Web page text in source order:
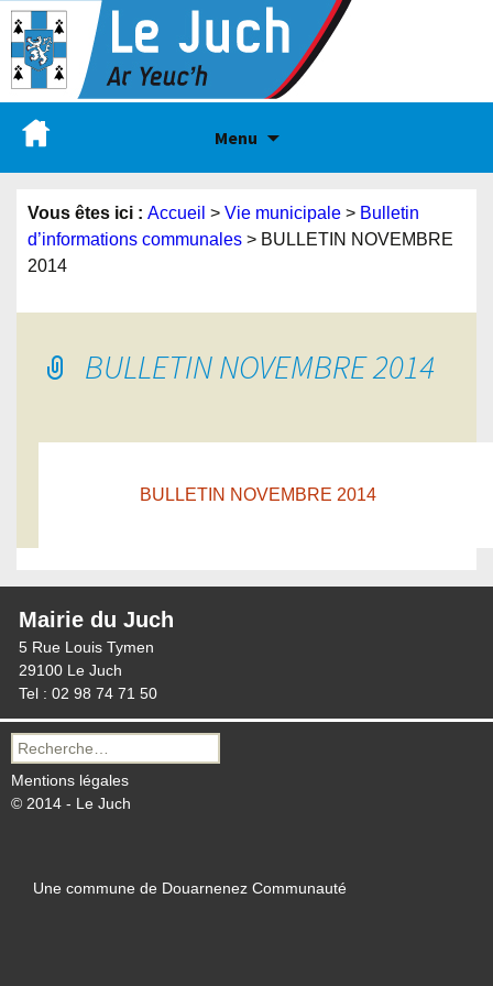
Menu
Vous êtes ici : Accueil > Vie municipale > Bulletin
d’informations communales > BULLETIN NOVEMBRE
2014
BULLETIN NOVEMBRE 2014
BULLETIN NOVEMBRE 2014
Mairie du Juch
5 Rue Louis Tymen
29100 Le Juch
Tel : 02 98 74 71 50
Recherche
pour :
Mentions légales
© 2014 - Le Juch
Une commune de Douarnenez Communauté